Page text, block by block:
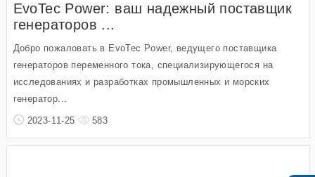
EvoTec Power: ваш надежный поставщик
генераторов ...
Добро пожаловать в EvoTec Power, ведущего поставщика
генераторов переменного тока, специализирующегося на
исследованиях и разработках промышленных и морских
генератор...
2023-11-25 583